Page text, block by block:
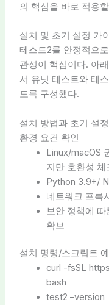
의 핵심을 바로 적용
설치 및 초기 설정 가
테스트2를 안정적으
관성이 핵심이다. 아
서 유닛 테스트와 테
도록 구성했다.
설치 방법과 초기 설
환경 요건 확인
Linux/macOS
지만 호환성 체
Python 3.9+/
네트워크 프록
보안 정책에
확보
설치 명령/스크립트 예
curl -fsSL
bash
test2 –version